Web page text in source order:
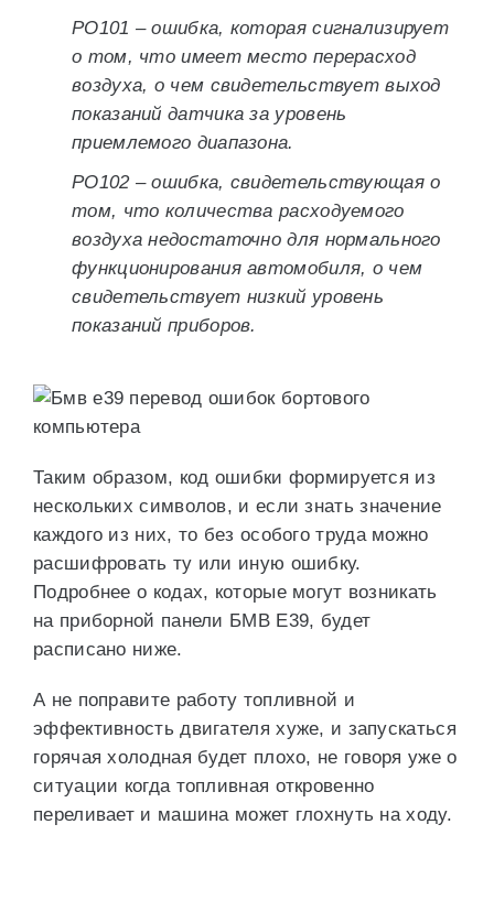
PO101 – ошибка, которая сигнализирует
о том, что имеет место перерасход
воздуха, о чем свидетельствует выход
показаний датчика за уровень
приемлемого диапазона.
PO102 – ошибка, свидетельствующая о
том, что количества расходуемого
воздуха недостаточно для нормального
функционирования автомобиля, о чем
свидетельствует низкий уровень
показаний приборов.
Таким образом, код ошибки формируется из
нескольких символов, и если знать значение
каждого из них, то без особого труда можно
расшифровать ту или иную ошибку.
Подробнее о кодах, которые могут возникать
на приборной панели БМВ Е39, будет
расписано ниже.
А не поправите работу топливной и
эффективность двигателя хуже, и запускаться
горячая холодная будет плохо, не говоря уже о
ситуации когда топливная откровенно
переливает и машина может глохнуть на ходу.